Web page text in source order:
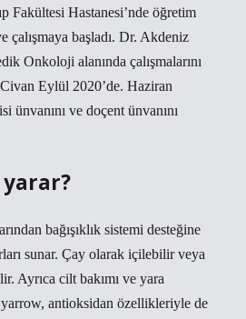
Fakültesi Hastanesi’nde öğretim
çalışmaya başladı. Dr. Akdeniz
Onkoloji alanında çalışmalarını
Eylül 2020’de. Haziran
ünvanını ve doçent ünvanını
yarar?
bağışıklık sistemi desteğine
sunar. Çay olarak içilebilir veya
Ayrıca cilt bakımı ve yara
antioksidan özellikleriyle de